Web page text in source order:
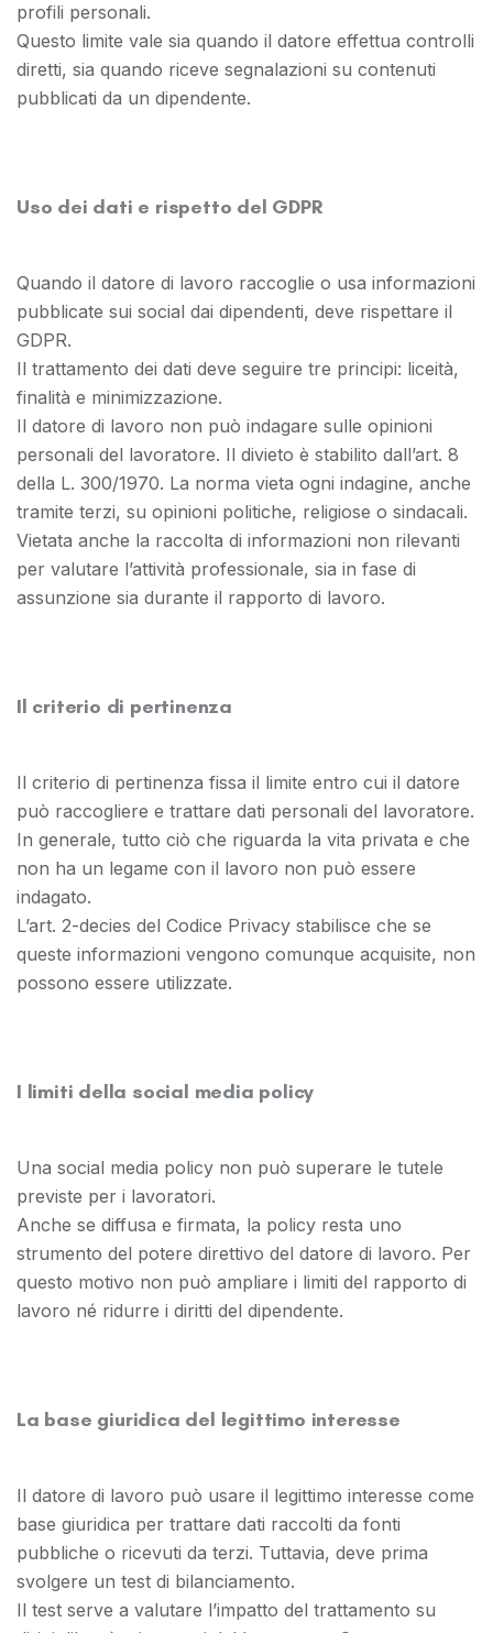
profili personali.
Questo limite vale sia quando il datore effettua controlli
diretti, sia quando riceve segnalazioni su contenuti
pubblicati da un dipendente.
Uso dei dati e rispetto del GDPR
Quando il datore di lavoro raccoglie o usa informazioni
pubblicate sui social dai dipendenti, deve rispettare il
GDPR.
Il trattamento dei dati deve seguire tre principi: liceità,
finalità e minimizzazione.
Il datore di lavoro non può indagare sulle opinioni
personali del lavoratore. Il divieto è stabilito dall’art. 8
della L. 300/1970. La norma vieta ogni indagine, anche
tramite terzi, su opinioni politiche, religiose o sindacali.
Vietata anche la raccolta di informazioni non rilevanti
per valutare l’attività professionale, sia in fase di
assunzione sia durante il rapporto di lavoro.
Il criterio di pertinenza
Il criterio di pertinenza fissa il limite entro cui il datore
può raccogliere e trattare dati personali del lavoratore.
In generale, tutto ciò che riguarda la vita privata e che
non ha un legame con il lavoro non può essere
indagato.
L’art. 2-decies del Codice Privacy stabilisce che se
queste informazioni vengono comunque acquisite, non
possono essere utilizzate.
I limiti della social media policy
Una social media policy non può superare le tutele
previste per i lavoratori.
Anche se diffusa e firmata, la policy resta uno
strumento del potere direttivo del datore di lavoro. Per
questo motivo non può ampliare i limiti del rapporto di
lavoro né ridurre i diritti del dipendente.
La base giuridica del legittimo interesse
Il datore di lavoro può usare il legittimo interesse come
base giuridica per trattare dati raccolti da fonti
pubbliche o ricevuti da terzi. Tuttavia, deve prima
svolgere un test di bilanciamento.
Il test serve a valutare l’impatto del trattamento su